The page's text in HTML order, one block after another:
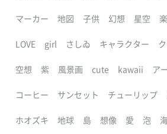
マーカー 地図 子供 幻想 星空
LOVE girl さしゐ キャラクター
空想 紫 風景画 cute kawaii ア
コーヒー サンセット チューリップ
ホオズキ 地球 島 想像 愛 泡